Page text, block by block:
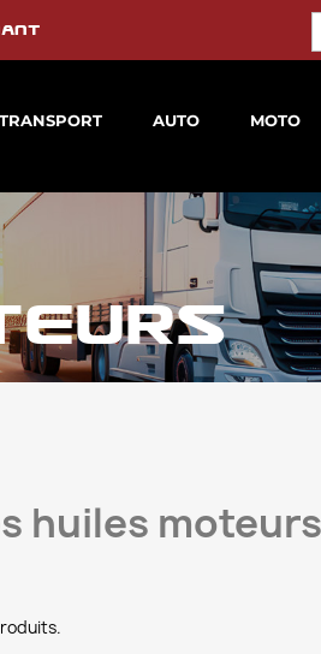
TRANSPORT AUTO MOTO
huiles